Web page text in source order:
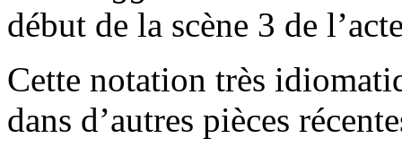
début de la scène 3 de
Cette notation très
dans d’autres pièces